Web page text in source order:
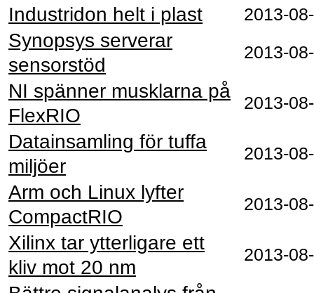
Industridon helt i plast 2013-
Synopsys serverar
sensorstöd
2013-
NI spänner musklarna på
FlexRIO
2013-
Datainsamling för tuffa
miljöer
2013-
Arm och Linux lyfter
CompactRIO
2013-
Xilinx tar ytterligare ett
kliv mot 20 nm
2013-